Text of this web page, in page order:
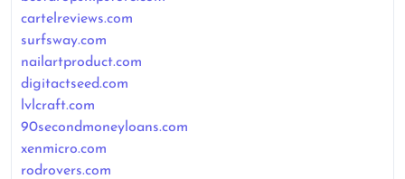
cartelreviews.com
surfsway.com
nailartproduct.com
digitactseed.com
lvlcraft.com
90secondmoneyloans.com
xenmicro.com
rodrovers.com